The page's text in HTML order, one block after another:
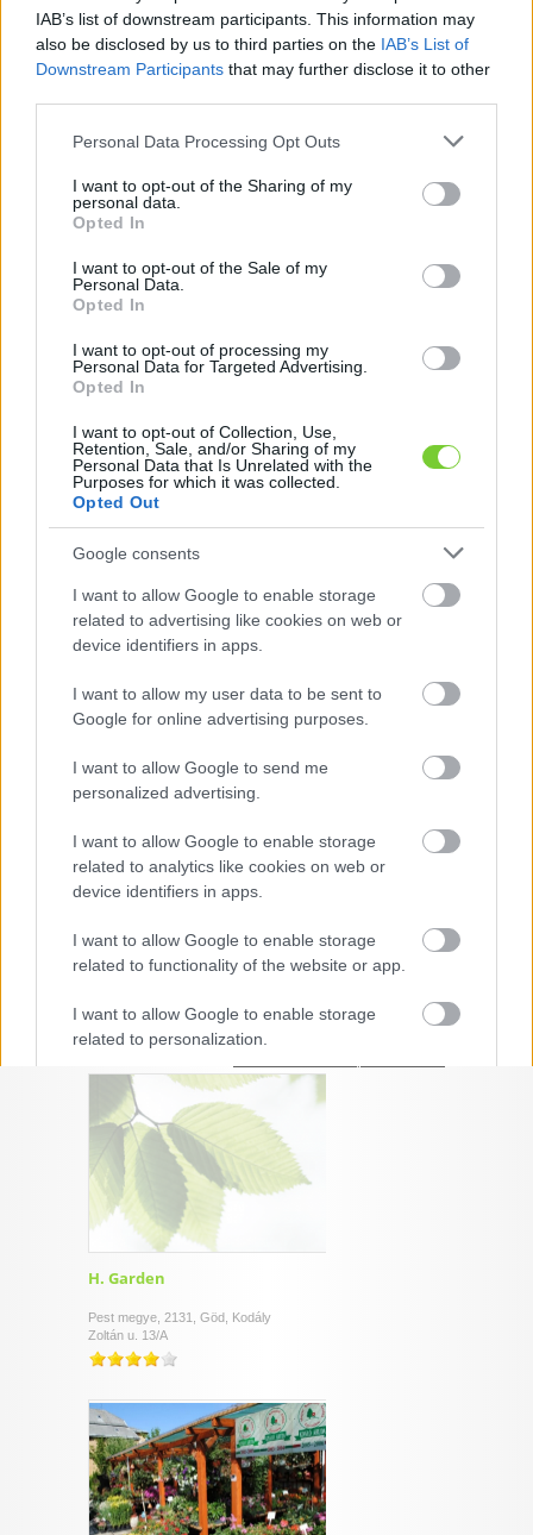
IAB’s list of downstream participants. This information may
also be disclosed by us to third parties on the IAB’s List of
Downstream Participants that may further disclose it to other
Please note that this website/app uses one or more Google
not limited to your visit or usage behaviour. You may click to
grant or deny consent to Google and its third-party tags to
use your data for below specified purposes in below Google
consent section.
Personal Data Processing Opt Outs
I want to opt-out of the Sharing of my
personal data.
Opted In
I want to opt-out of the Sale of my
Personal Data.
Opted In
I want to opt-out of processing my
Personal Data for Targeted Advertising.
Opted In
I want to opt-out of Collection, Use,
Retention, Sale, and/or Sharing of my
Personal Data that Is Unrelated with the
Purposes for which it was collected.
Opted Out
Google consents
I want to allow Google to enable storage
related to advertising like cookies on web or
device identifiers in apps.
I want to allow my user data to be sent to
Google for online advertising purposes.
I want to allow Google to send me
personalized advertising.
I want to allow Google to enable storage
related to analytics like cookies on web or
device identifiers in apps.
I want to allow Google to enable storage
related to functionality of the website or app.
I want to allow Google to enable storage
related to personalization.
I want to allow Google to enable storage
related to security, including authentication
functionality and fraud prevention, and other
user protection.
CONFIRM
Data Deletion
Felhasználónév
Jelszó
Elfelejtette jelszavát?
Bejelentkezés
faiskola.hu
Kertészeti, kerti termékek és szolgáltatások térképes
KERTÉSZ ÉS KERTÉSZET REGISZTRÁCIÓ
Zöld tető
6
6 16
2
3
3
6
6 16
2
3
3
Szaknévsori tagok száma ebben a kategóriában: 53
H. Garden
Pest megye, 2131, Göd, Kodály
Zoltán u. 13/A